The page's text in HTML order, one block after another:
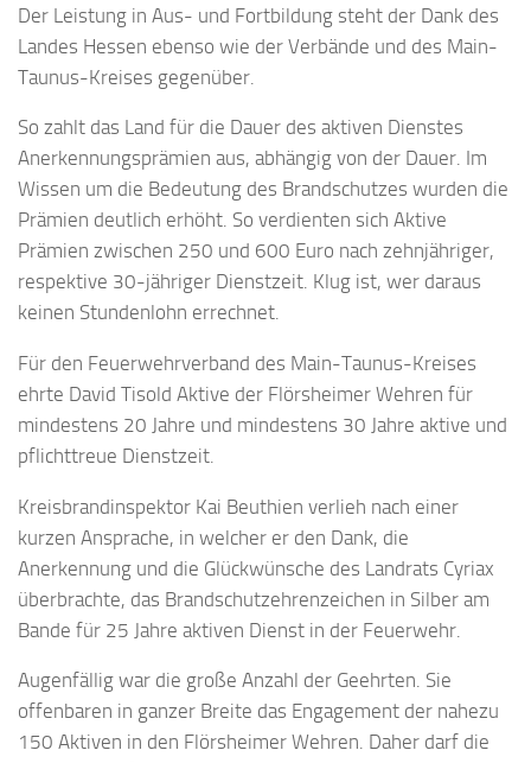
Der Leistung in Aus- und Fortbildung steht der Dank des
Landes Hessen ebenso wie der Verbände und des Main-
Taunus-Kreises gegenüber.
So zahlt das Land für die Dauer des aktiven Dienstes
Anerkennungsprämien aus, abhängig von der Dauer. Im
Wissen um die Bedeutung des Brandschutzes wurden die
Prämien deutlich erhöht. So verdienten sich Aktive
Prämien zwischen 250 und 600 Euro nach zehnjähriger,
respektive 30-jähriger Dienstzeit. Klug ist, wer daraus
keinen Stundenlohn errechnet.
Für den Feuerwehrverband des Main-Taunus-Kreises
ehrte David Tisold Aktive der Flörsheimer Wehren für
mindestens 20 Jahre und mindestens 30 Jahre aktive und
pflichttreue Dienstzeit.
Kreisbrandinspektor Kai Beuthien verlieh nach einer
kurzen Ansprache, in welcher er den Dank, die
Anerkennung und die Glückwünsche des Landrats Cyriax
überbrachte, das Brandschutzehrenzeichen in Silber am
Bande für 25 Jahre aktiven Dienst in der Feuerwehr.
Augenfällig war die große Anzahl der Geehrten. Sie
offenbaren in ganzer Breite das Engagement der nahezu
150 Aktiven in den Flörsheimer Wehren. Daher darf die